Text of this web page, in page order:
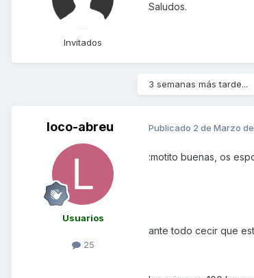
Invitados
Saludos.
3 semanas más tarde...
loco-abreu
Usuarios
25
Publicado 2 de Marzo
:motito buenas, os
ante todo cecir que